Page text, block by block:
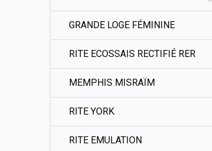
GRANDE LOGE FÉMININE
RITE ECOSSAIS RECTIFIÉ RER
MEMPHIS MISRAÏM
RITE YORK
RITE EMULATION